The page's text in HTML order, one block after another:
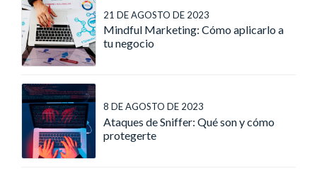
21 DE AGOSTO DE 2023
Mindful Marketing: Cómo aplicarlo a
tu negocio
8 DE AGOSTO DE 2023
Ataques de Sniffer: Qué son y cómo
protegerte